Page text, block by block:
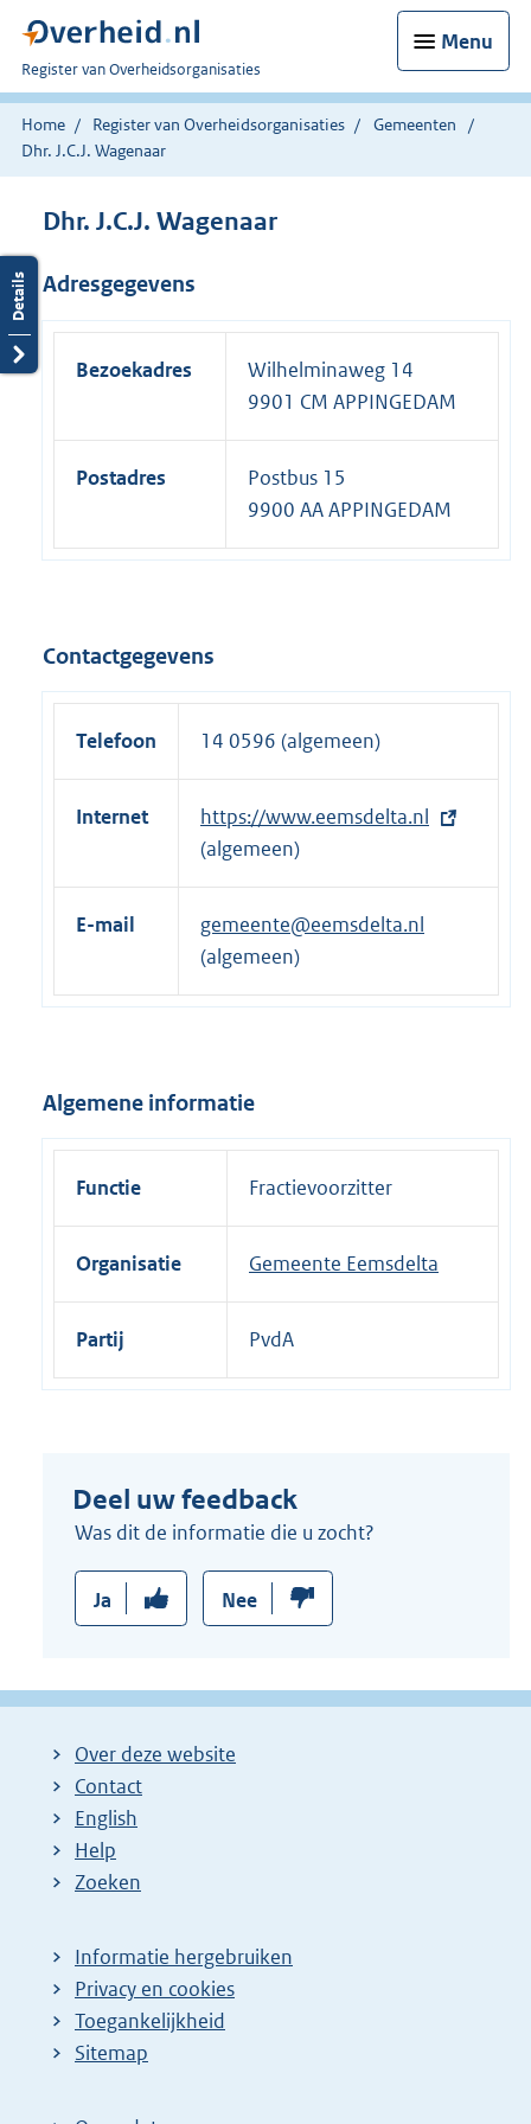
Menu
U
bent
nu
hier:
Register van Overheidsorganisaties
Home Register van Overheidsorganisaties
Gemeenten
Dhr. J.C.J. Wagenaar
Dhr. J.C.J. Wagenaar
Adresgegevens
Bezoekadres
Wilhelminaweg 14
9901 CM APPINGEDAM
Postadres
Postbus 15
9900 AA APPINGEDAM
Contactgegevens
Telefoon 14 0596 (algemeen)
Internet
E
x
t
r
e
n
k
https://www.eemsdelta.nl
(algemeen)
E-mail
gemeente@eemsdelta.nl
(algemeen)
Algemene informatie
Functie Fractievoorzitter
Organisatie Gemeente Eemsdelta
Partij PvdA
Deel uw feedback
Was dit de informatie die u zocht?
Ja Nee
Over deze website
Contact
English
Help
Zoeken
Informatie hergebruiken
Privacy en cookies
Toegankelijkheid
Sitemap